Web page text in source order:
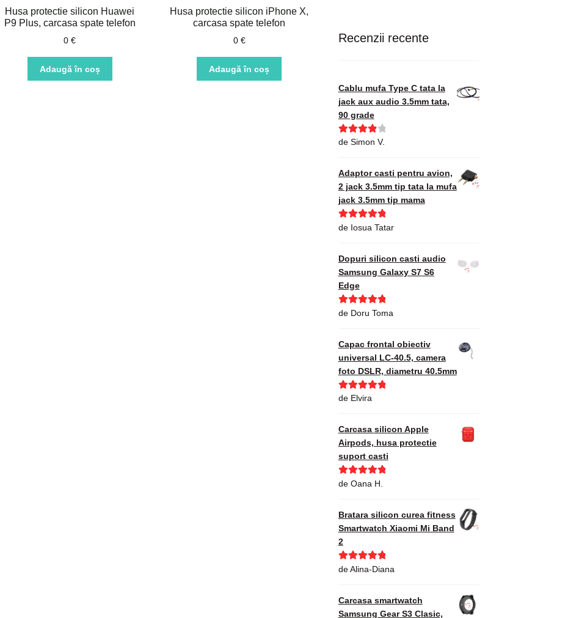
Husa protectie silicon Huawei
P9 Plus, carcasa spate telefon
0€
Adaugă în coș
Husa protectie silicon iPhone X,
carcasa spate telefon
0 €
Adaugă în coș
Recenzii recente
Cablu mufa Type C tata la
jack aux audio 3.5mm tata,
90 grade
Evaluat la
de Simon V.
Adaptor casti pentru avion,
2 jack 3.5mm tip tata la mufa
jack 3.5mm tip mama
Evaluat la5
de Iosua Tatar
Dopuri silicon casti audio
Samsung Galaxy S7 S6
Edge
Evaluat la5
de Doru Toma
Capac frontal obiectiv
universal LC-40.5, camera
foto DSLR, diametru 40.5mm
Evaluat la
de Elvira
Carcasa silicon Apple
Airpods, husa protectie
suport casti
Evaluat la5
de Oana H.
Bratara silicon curea fitness
Smartwatch Xiaomi Mi Band
2
Evaluat la5
de Alina-Diana
Carcasa smartwatch
Samsung Gear S3 Clasic,